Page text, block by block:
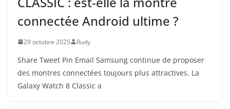
connectée Android ultime ?
29 octobre 2025 Rudy
Share Tweet Pin Email Samsung continue de proposer
des montres connectées toujours plus attractives. La
Galaxy Watch 8 Classic a